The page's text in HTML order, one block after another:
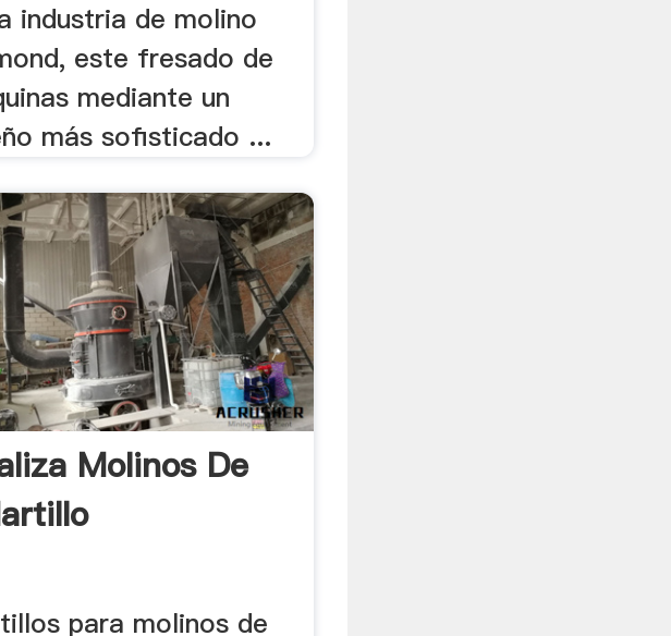
industria de molino
este fresado de
mediante un
más sofisticado ...
Molinos De
para molinos de